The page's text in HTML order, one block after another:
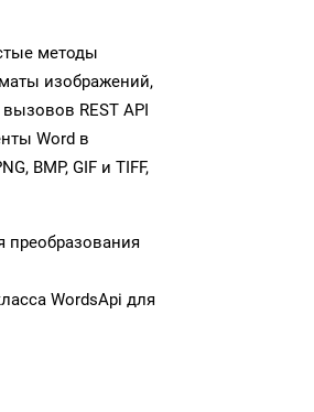
методы
изображений,
REST API
Word в
BMP, GIF и TIFF,
преобразования
WordsApi для